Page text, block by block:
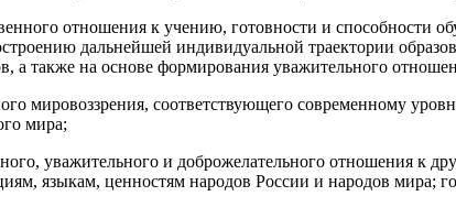
отношения к учению, готовности и
дальнейшей индивидуальной траектории
а также на основе формирования уважительного
мировоззрения, соответствующего современному
мира;
уважительного и доброжелательного отношения к
языкам, ценностям народов России и народов мира;